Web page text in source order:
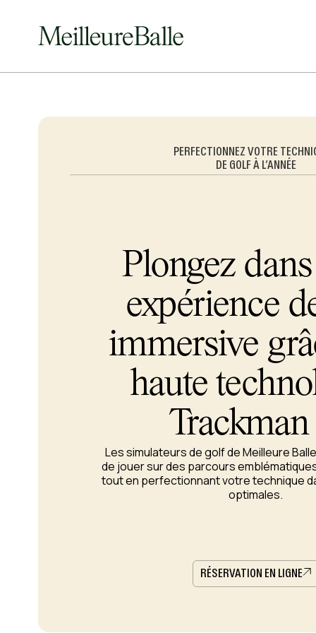
PERFECTIONNEZ VOTRE
DE GOLF À L’ANNÉE
Plongez
expérience
immersive
haute
Les simulateurs de golf de Meilleure
de jouer sur des parcours
tout en perfectionnant votre technique
optimales.
RÉSERVATION EN LIGNE